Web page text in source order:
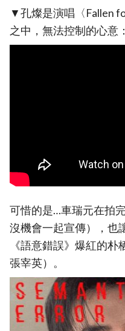
▼孔燦是演唱〈Fallen
之中，無法控制的心意：
可惜的是…車瑞元在拍
沒機會一起宣傳），也
《語意錯誤》爆紅的
張宰英）。